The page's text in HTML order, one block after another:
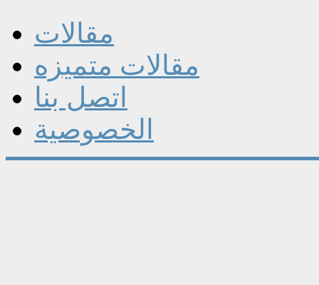
مقالات
مقالات متميزه
اتصل بنا
الخصوصية